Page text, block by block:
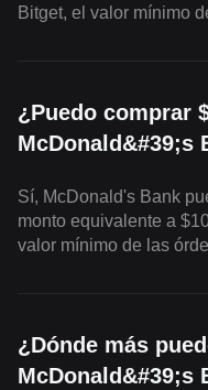
Bitget, el valor mínimo
¿Puedo comprar
McDonald&#39;s
Sí, McDonald's Bank
monto equivalente a
valor mínimo de las
¿Dónde más
McDonald&#39;s